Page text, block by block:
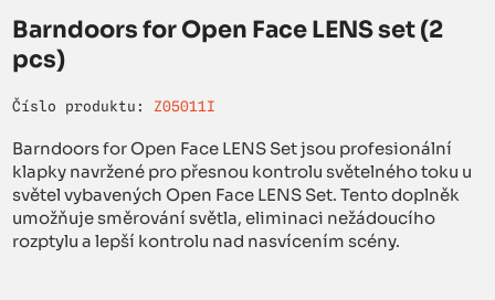
Barndoors for Open Face LENS set (2
pcs)
Číslo produktu: Z05011I
Barndoors for Open Face LENS Set jsou profesionální
klapky navržené pro přesnou kontrolu světelného toku u
světel vybavených Open Face LENS Set. Tento doplněk
umožňuje směrování světla, eliminaci nežádoucího
rozptylu a lepší kontrolu nad nasvícením scény.